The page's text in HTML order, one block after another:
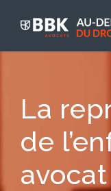
La
de
avocat